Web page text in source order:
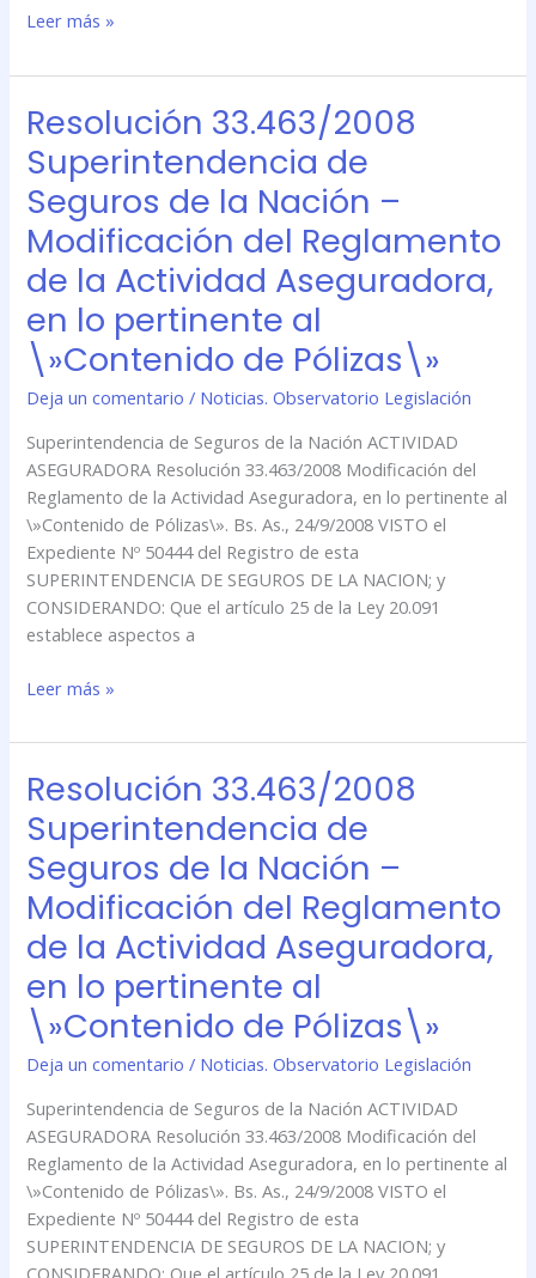
de
Leer más »
Resolución 33.463/2008
Superintendencia de
Seguros de la Nación –
Modificación del Reglamento
de la Actividad Aseguradora,
en lo pertinente al
\»Contenido de Pólizas\»
Deja un comentario / Noticias. Observatorio Legislación
Superintendencia de Seguros de la Nación ACTIVIDAD
ASEGURADORA Resolución 33.463/2008 Modificación del
Reglamento de la Actividad Aseguradora, en lo pertinente al
\»Contenido de Pólizas\». Bs. As., 24/9/2008 VISTO el
Expediente Nº 50444 del Registro de esta
SUPERINTENDENCIA DE SEGUROS DE LA NACION; y
CONSIDERANDO: Que el artículo 25 de la Ley 20.091
establece aspectos a
Resolución
33.463/2008
Superintendencia
de
Seguros
de
la
Nación
–
Modificación
del
Reglamento
de
la
Actividad
Aseguradora,
en
lo
pertinente
al
de
Leer más »
Resolución 33.463/2008
Superintendencia de
Seguros de la Nación –
Modificación del Reglamento
de la Actividad Aseguradora,
en lo pertinente al
\»Contenido de Pólizas\»
Deja un comentario / Noticias. Observatorio Legislación
Superintendencia de Seguros de la Nación ACTIVIDAD
ASEGURADORA Resolución 33.463/2008 Modificación del
Reglamento de la Actividad Aseguradora, en lo pertinente al
\»Contenido de Pólizas\». Bs. As., 24/9/2008 VISTO el
Expediente Nº 50444 del Registro de esta
SUPERINTENDENCIA DE SEGUROS DE LA NACION; y
Resolución
Superintendencia
de
Seguros
de
la
Nación
–
Modificación
del
de
la
Actividad
Aseguradora,
en
lo